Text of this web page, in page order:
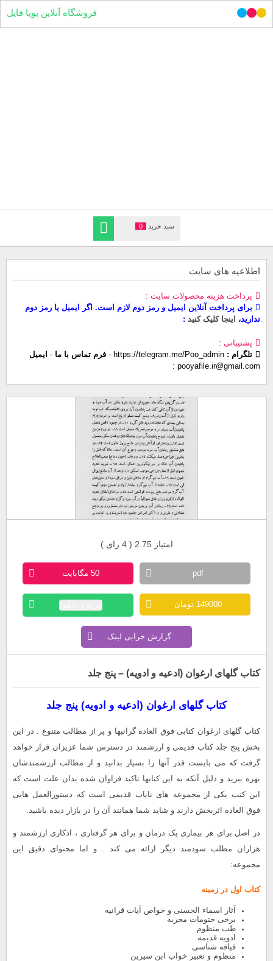
سبد خرید 0
فروشگاه آنلاین پویا فایل
اطلاعیه های سایت
پرداخت هزینه محصولات سایت
برای پرداخت آنلاین ایمیل و رمز دوم لازم است. اگر ایمیل یا رمز دوم
ندارید،
اینجا کلیک کنید
پشتیبانی
تلگرام : https://telegram.me/Poo_admin
- فرم تماس با ما - ایمیل
pooyafile.ir@gmail.com
امتیاز 2.75 ( 4 رای )
pdf 50 مگابایت
149000 تومان
گزارش خرابی لینک
کتاب گلهای ارغوان (ادعیه و ادویه) – پنج جلد
کتاب گلهای ارغوان (ادعیه و ادویه) پنج جلد
کتاب گلهای ارغوان کتابی فوق العاده گرانبها و پر از مطالب متنوع . در این
بخش پنج جلد کتاب قدیمی و ارزشمند در دسترس شما عزیزان قرار خواهد
گرفت که می بایست قدر آنها را بسیار بدانید و از مطالب ارزشمندشان
بهره ببرید و دلیل آنکه به این کتابها تاکید فراوان شده بدان علت است که
این کتب یکی از مجموعه های نایاب قدیمی است که دستورالعمل هایی
فوق العاده اثربخش دارند و شاید شما همانند آن را در بازار دیده باشید.
در اصل برای هر بیماری یک درمان و برای هر گرفتاری ، اذکاری ارزشمند و
هزاران مطلب سودمند دیگر ارائه می کند . و اما محتوای دقیق این
مجموعه:
کتاب اول در زمینه
آثار اسماء الحسنی و خواص آیات قرانیه
برخی ختومات مجربه
طب منظوم
ادویه قدیمه
قیافه شناسی
منظوم و تعبیر خواب ابن سیرین